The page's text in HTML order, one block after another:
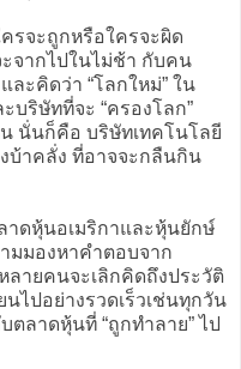
รจะถูกหรือใครจะผิด
จากไปในไม่ช้า กับคน
ละคิดว่า “โลกใหม่” ใน
บริษัทที่จะ “ครองโลก”
นั่นก็คือ บริษัทเทคโนโลยี
บ้าคลั่ง ที่อาจจะกลืนกิน
าดหุ้นอเมริกาและหุ้นยักษ์
มมองหาคำตอบจาก
ลายคนจะเลิกคิดถึงประวัติ
ไปอย่างรวดเร็วเช่นทุกวัน
ตลาดหุ้นที่ “ถูกทำลาย” ไป